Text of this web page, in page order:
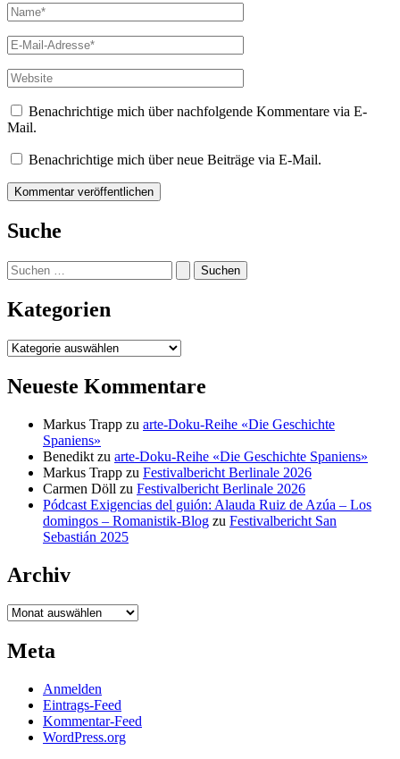
Name*
E-
Mail-
Adresse*
Website
Benachrichtige mich über nachfolgende Kommentare via E-
Mail.
Benachrichtige mich über neue Beiträge via E-Mail.
Suche
Suchen
nach:
Kategorien
Kategorien
Neueste Kommentare
Markus Trapp zu arte-Doku-Reihe «Die Geschichte
Spaniens»
Benedikt zu arte-Doku-Reihe «Die Geschichte Spaniens»
Markus Trapp zu Festivalbericht Berlinale 2026
Carmen Döll zu Festivalbericht Berlinale 2026
Pódcast Exigencias del guión: Alauda Ruiz de Azúa – Los
domingos – Romanistik-Blog zu Festivalbericht San
Sebastián 2025
Archiv
Archiv
Meta
Anmelden
Eintrags-Feed
Kommentar-Feed
WordPress.org